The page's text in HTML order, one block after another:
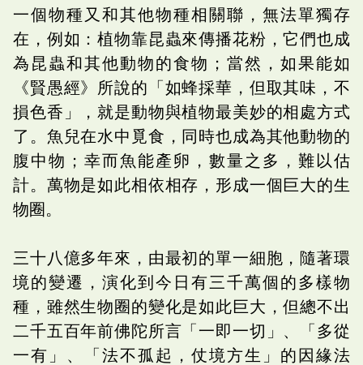
一個物種又和其他物種相關聯，無法單獨存
在，例如：植物靠昆蟲來傳播花粉，它們也成
為昆蟲和其他動物的食物；當然，如果能如
《賢愚經》所說的「如蜂採華，但取其味，不
損色香」，就是動物與植物最美妙的相處方式
了。魚兒在水中覓食，同時也成為其他動物的
腹中物；幸而魚能產卵，數量之多，難以估
計。萬物是如此相依相存，形成一個巨大的生
物圈。
三十八億多年來，由最初的單一細胞，隨著環
境的變遷，演化到今日有三千萬個的多樣物
種，雖然生物圈的變化是如此巨大，但總不出
二千五百年前佛陀所言「一即一切」、「多從
一有」、「法不孤起，仗境方生」的因緣法